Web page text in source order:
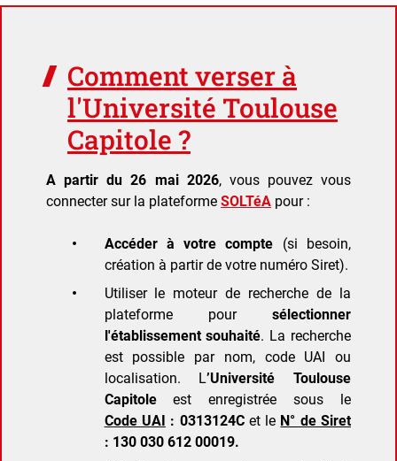
Comment verser à
l'Université Toulouse
Capitole ?
A partir du 26 mai 2026, vous pouvez vous
connecter sur la plateforme SOLTéA pour :
Accéder à votre compte (si besoin,
création à partir de votre numéro Siret).
Utiliser le moteur de recherche de la
plateforme pour sélectionner
l'établissement souhaité. La recherche
est possible par nom, code UAI ou
localisation. L’Université Toulouse
Capitoleest enregistrée sous le
Code UAI : 0313124C et le N° de Siret
: 130 030 612 00019.